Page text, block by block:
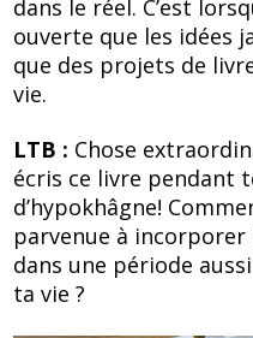
dans le réel. C’est
ouverte que les idées
que des projets de
vie.
LTB : Chose
écris ce livre pendant
d’hypokhâgne!
parvenue à incorporer
dans une période
ta vie ?